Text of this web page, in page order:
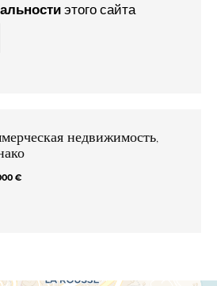
этого сайта
недвижимость,
€